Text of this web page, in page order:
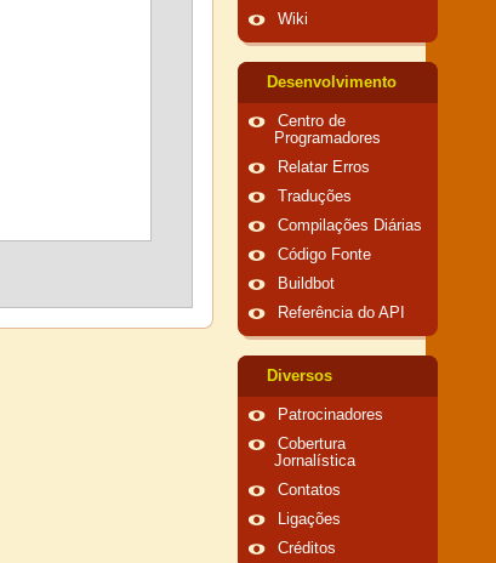
Wiki
Desenvolvimento
Centro de
Programadores
Relatar Erros
Traduções
Compilações Diárias
Código Fonte
Buildbot
Referência do API
Diversos
Patrocinadores
Cobertura
Jornalística
Contatos
Ligações
Créditos